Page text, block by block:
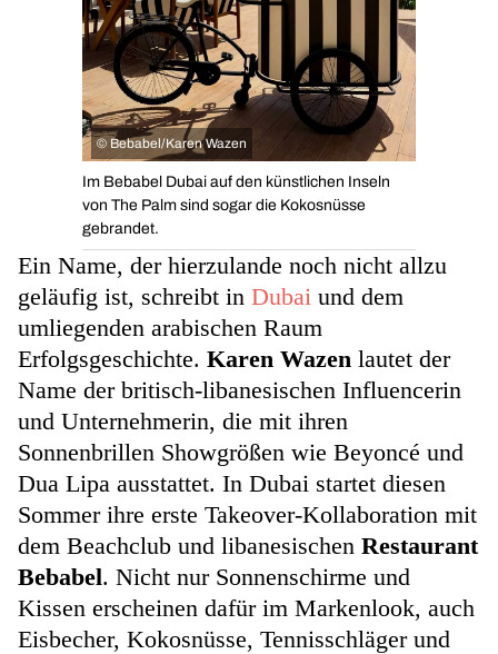
© Bebabel/Karen Wazen
Im Bebabel Dubai auf den künstlichen Inseln
von The Palm sind sogar die Kokosnüsse
gebrandet.
Ein Name, der hierzulande noch nicht allzu
geläufig ist, schreibt in Dubai und dem
umliegenden arabischen Raum
Erfolgsgeschichte. Karen Wazen lautet der
Name der britisch-libanesischen Influencerin
und Unternehmerin, die mit ihren
Sonnenbrillen Showgrößen wie Beyoncé und
Dua Lipa ausstattet. In Dubai startet diesen
Sommer ihre erste Takeover-Kollaboration mit
dem Beachclub und libanesischen Restaurant
Bebabel. Nicht nur Sonnenschirme und
Kissen erscheinen dafür im Markenlook, auch
Eisbecher, Kokosnüsse, Tennisschläger und